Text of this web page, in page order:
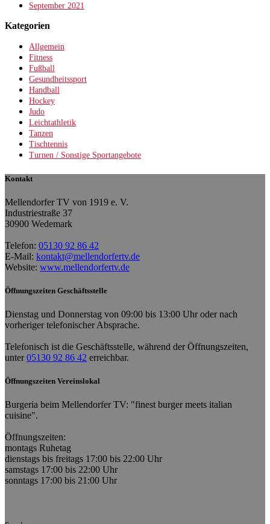
September 2021
Kategorien
Allgemein
Fitness
Fußball
Gesundheitssport
Handball
Hockey
Judo
Leichtathletik
Tanzen
Tischtennis
Turnen / Sonstige Sportangebote
Kontakt
Mellendorfer TV von 1919 e. V.
Industriestraße 37
30900 Wedemark
Telefon: 05130 92 86 42
E-Mail: kontakt@mellendorfertv.de
Website: www.mellendorfertv.de
Öffnungszeiten Geschäftsstelle
Dienstag und Donnerstag von 09:00 bis 13:00 Uhr oder nach
vorheriger telefonischer Absprache.
Telefonisch ist die Geschäftsstelle, während der Öffnungszeiten,
unter05130 92 86 42 erreichbar.
Öffnungszeiten Vereinslokal
Burgeria beim Mellendorfer TV: "finest burger meets italian
cuisine".
Öffnungszeiten:
montags Ruhetag
dienstags bis freitags 17:00 bis 22:00 Uhr
samstags 17:00 bis 22:00 Uhr
sonntags 17:00 bis 21:00 Uhr